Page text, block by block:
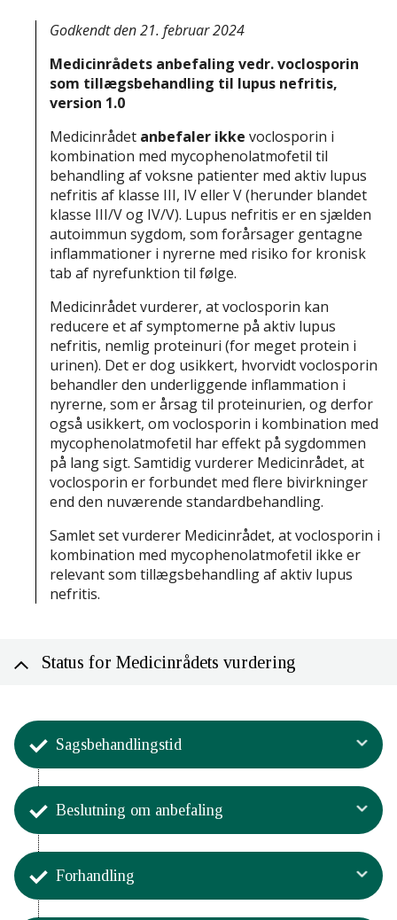
Godkendt den 21. februar 2024
Medicinrådets anbefaling vedr. voclosporin
som tillægsbehandling til lupus nefritis,
version 1.0
Medicinrådet anbefaler ikke voclosporin i
kombination med mycophenolatmofetil til
behandling af voksne patienter med aktiv lupus
nefritis af klasse III, IV eller V (herunder blandet
klasse III/V og IV/V). Lupus nefritis er en sjælden
autoimmun sygdom, som forårsager gentagne
inflammationer i nyrerne med risiko for kronisk
tab af nyrefunktion til følge.
Medicinrådet vurderer, at voclosporin kan
reducere et af symptomerne på aktiv lupus
nefritis, nemlig proteinuri (for meget protein i
urinen). Det er dog usikkert, hvorvidt voclosporin
behandler den underliggende inflammation i
nyrerne, som er årsag til proteinurien, og derfor
også usikkert, om voclosporin i kombination med
mycophenolatmofetil har effekt på sygdommen
på lang sigt. Samtidig vurderer Medicinrådet, at
voclosporin er forbundet med flere bivirkninger
end den nuværende standardbehandling.
Samlet set vurderer Medicinrådet, at voclosporin i
kombination med mycophenolatmofetil ikke er
relevant som tillægsbehandling af aktiv lupus
nefritis.
Status for Medicinrådets vurdering
Sagsbehandlingstid
Aktivitet
Sagsbehandlingstiden og processen
for Medicinrådets vurdering
Medicinrådet har brugt 253 dage (36
uger og en dag) på at behandle
Beslutning om anbefaling
Aktivitet
Medicinrådet har godkendt
anbefalingen
Forhandling